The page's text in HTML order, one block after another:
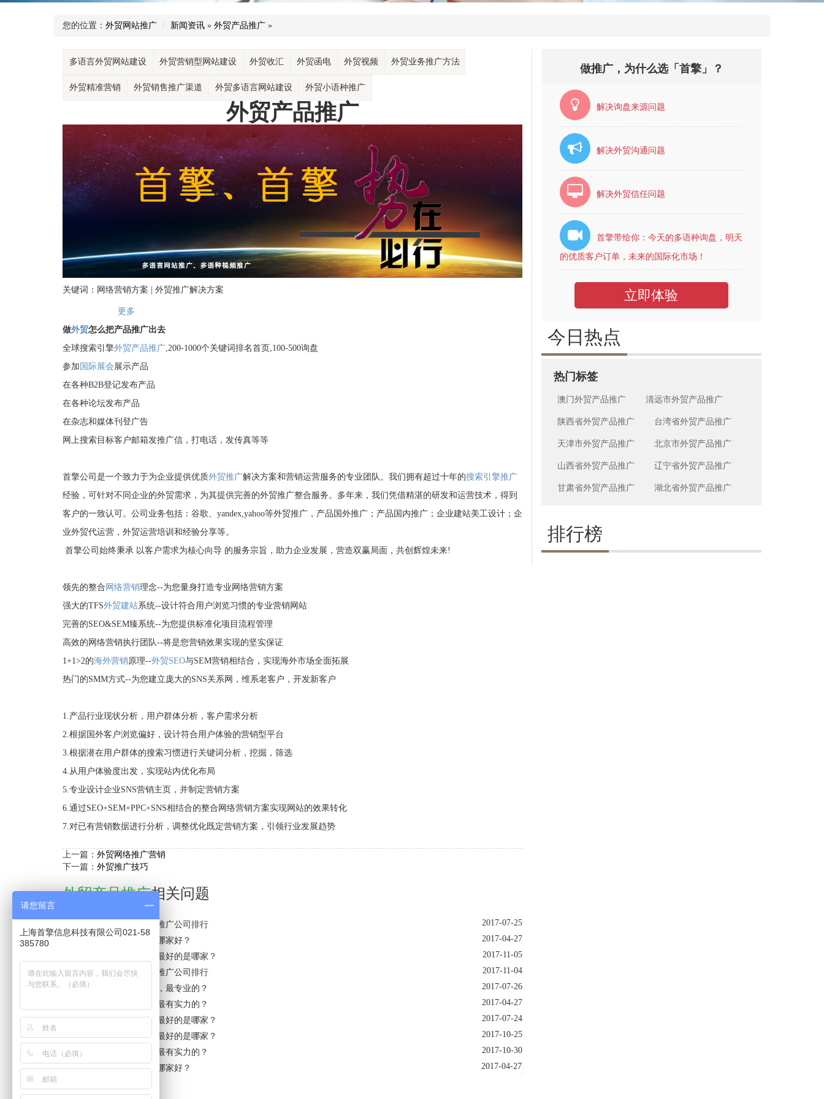
您的位置： 外贸网站推广 新闻资讯 » 外贸产品推广 »
多语言外贸网站建设 外贸营销型网站建设 外贸收汇 外贸函电 外贸视频 外贸业务推广方法
外贸精准营销 外贸销售推广渠道 外贸多语言网站建设 外贸小语种推广
外贸产品推广
关键词：网络营销方案 | 外贸推广解决方案
更多
做外贸怎么把产品推广出去
全球搜索引擎外贸产品推广 ,200-1000个关键词排名首页,100-500询盘
参加 国际展会 展示产品
在各种B2B登记发布产品
在各种论坛发布产品
在杂志和媒体刊登广告
网上搜索目标客户邮箱发推广信，打电话，发传真等等
首擎公司是一个致力于为企业提供优质外贸推广解决方案和营销运营服务的专业团队。我们拥有超过十年的搜索引擎推广
经验，可针对不同企业的外贸需求，为其提供完善的外贸推广整合服务。多年来，我们凭借精湛的研发和运营技术，得到
客户的一致认可。公司业务包括：谷歌、yandex,yahoo等外贸推广，产品国外推广；产品国内推广；企业建站美工设计；企
业外贸代运营，外贸运营培训和经验分享等。
首擎公司始终秉承 以客户需求为核心向导 的服务宗旨，助力企业发展，营造双赢局面，共创辉煌未来!
领先的整合 网络营销理念--为您量身打造专业网络营销方案
强大的TFS外贸建站系统--设计符合用户浏览习惯的专业营销网站
完善的SEO&SEM臻系统--为您提供标准化项目流程管理
高效的网络营销执行团队--将是您营销效果实现的坚实保证
1+1>2的海外营销 原理--外贸SEO与SEM营销相结合，实现海外市场全面拓展
热门的SMM方式--为您建立庞大的SNS关系网，维系老客户，开发新客户
1.产品行业现状分析，用户群体分析，客户需求分析
2.根据国外客户浏览偏好，设计符合用户体验的营销型平台
3.根据潜在用户群体的搜索习惯进行关键词分析，挖掘，筛选
4.从用户体验度出发，实现站内优化布局
5.专业设计企业SNS营销主页，并制定营销方案
6.通过SEO+SEM+PPC+SNS相结合的整合网络营销方案实现网站的效果转化
7.对已有营销数据进行分析，调整优化既定营销方案，引领行业发展趋势
上一篇： 外贸网络推广营销
下一篇： 外贸推广技巧
外贸产品推广相关问题
中山市外贸产品推广网络推广公司排行
2017-07-25
湖南省外贸产品推广公司哪家好？
2017-04-27
溧阳市外贸产品推广公司最好的是哪家？
2017-11-05
楚州区外贸产品推广网络推广公司排行
2017-11-04
珠海市外贸产品推广公司，最专业的？
2017-07-26
广东省外贸产品推广公司最有实力的？
2017-04-27
江津区外贸产品推广公司最好的是哪家？
2017-07-24
濮阳市外贸产品推广公司最好的是哪家？
2017-10-25
苏州市外贸产品推广公司最有实力的？
2017-10-30
湖北省外贸产品推广公司哪家好？
2017-04-27
做推广，为什么选「首擎」？
解决询盘来源问题
解决外贸沟通问题
解决外贸信任问题
首擎带给你：今天的多语种询盘，明天
的优质客户订单，未来的国际化市场！
立即体验
今日热点
热门标签
澳门外贸产品推广 清远市外贸产品推广
陕西省外贸产品推广 台湾省外贸产品推广
天津市外贸产品推广 北京市外贸产品推广
山西省外贸产品推广 辽宁省外贸产品推广
甘肃省外贸产品推广 湖北省外贸产品推广
排行榜
请您留言
上海首擎信息科技有限公司021-58
385780